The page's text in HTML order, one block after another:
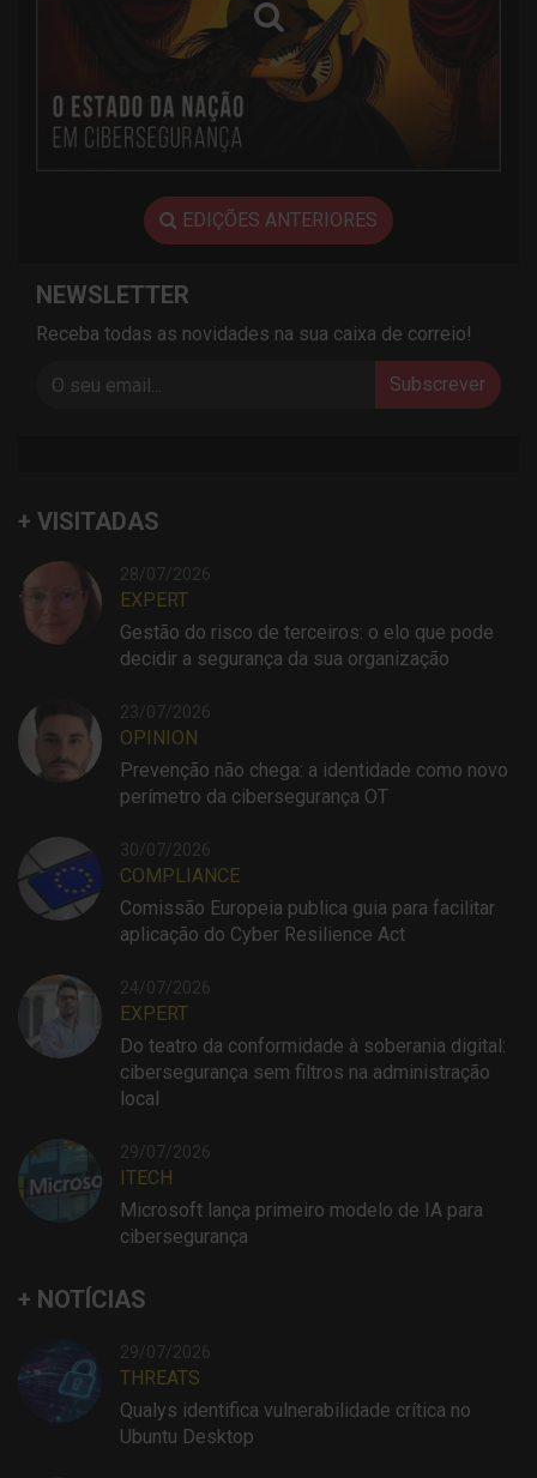
EDIÇÕES ANTERIORES
NEWSLETTER
Receba todas as novidades na sua caixa de correio!
Subscrever
+ VISITADAS
28/07/2026
EXPERT
Gestão do risco de terceiros: o elo que pode
decidir a segurança da sua organização
23/07/2026
OPINION
Prevenção não chega: a identidade como novo
perímetro da cibersegurança OT
30/07/2026
COMPLIANCE
Comissão Europeia publica guia para facilitar
aplicação do Cyber Resilience Act
24/07/2026
EXPERT
Do teatro da conformidade à soberania digital:
cibersegurança sem filtros na administração
local
29/07/2026
ITECH
Microsoft lança primeiro modelo de IA para
cibersegurança
+ NOTÍCIAS
29/07/2026
THREATS
Qualys identifica vulnerabilidade crítica no
Ubuntu Desktop